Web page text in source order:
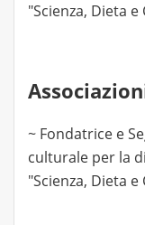
"Scienza, Dieta
~ Fondatrice e
culturale per la
"Scienza, Dieta